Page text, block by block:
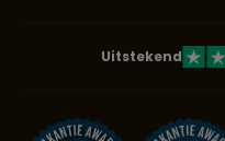
Uitstekend